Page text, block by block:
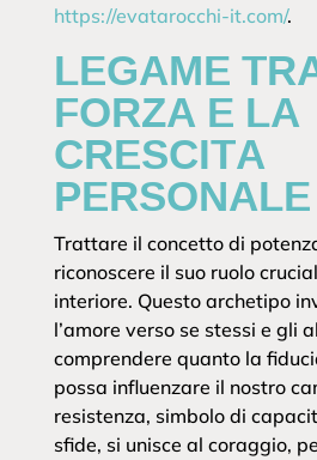
https://evatarocchi-it.com/.
LEGAME
FORZA E LA
CRESCITA
PERSONALE
Trattare il concetto di
riconoscere il suo ruolo
interiore. Questo archetipo
l’amore verso se stessi e gli
comprendere quanto la
possa influenzare il nostro
resistenza, simbolo di
sfide, si unisce al coraggio,